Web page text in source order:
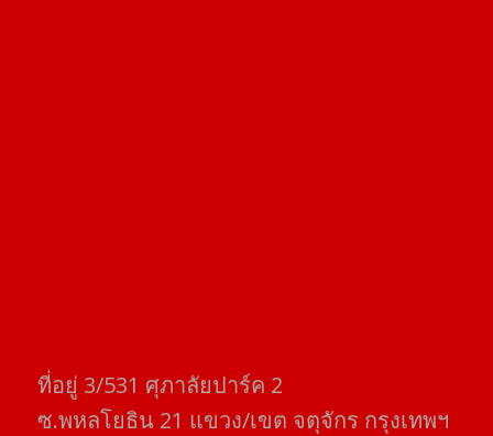
ที่อยู่​ 3/531​ ศุภาลัยปาร์ค​ 2
ซ.พหลโยธิน​ 21​ แขวง/เขต​ จตุจักร​ กรุงเทพฯ